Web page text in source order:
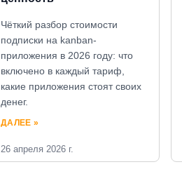
Чёткий разбор стоимости
подписки на kanban-
приложения в 2026 году: что
включено в каждый тариф,
какие приложения стоят своих
денег.
ДАЛЕЕ »
26 апреля 2026 г.